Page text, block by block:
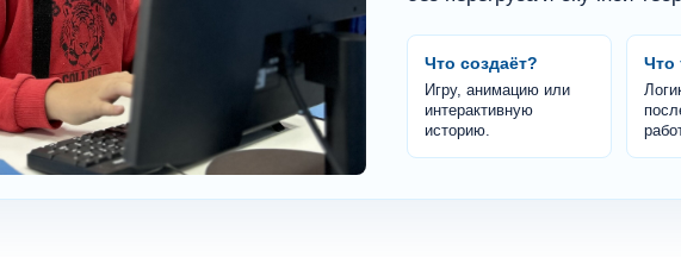
Что создаёт?
Игру, анимацию или
интерактивную
историю.
Что